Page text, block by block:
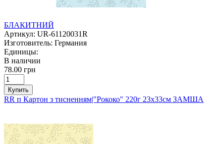
БЛАКИТНИЙ
Артикул: UR-61120031R
Изготовитель: Германия
Единицы:
В наличии
78.00 грн
Купить
RR п Картон з тисненням|"Рококо" 220г 23х33см ЗАМША